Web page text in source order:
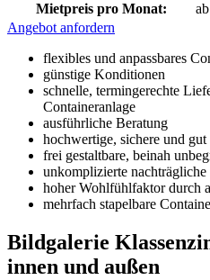
Mietpreis pro Monat:
Angebot anfordern
flexibles und anpassbares
günstige Konditionen
schnelle, termingerechte
Containeranlage
ausführliche Beratung
hochwertige, sichere und
frei gestaltbare, beinah
unkomplizierte
hoher Wohlfühlfaktor durch
mehrfach stapelbare
Bildgalerie
innen und außen